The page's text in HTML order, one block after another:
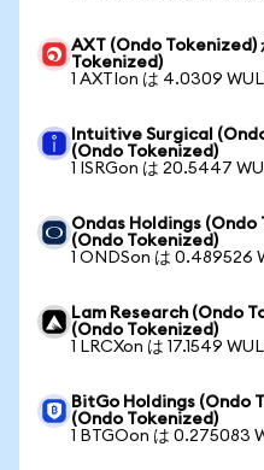
AXT (Ondo Tokenized)
Tokenized)
1 AXTIon は 4.0309
Intuitive Surgical
(Ondo Tokenized)
1 ISRGon は 20.5447
Ondas Holdings (Ondo
(Ondo Tokenized)
1 ONDSon は 0.489526
Lam Research (Ondo
(Ondo Tokenized)
1 LRCXon は 17.1549
BitGo Holdings (Ondo
(Ondo Tokenized)
1 BTGOon は 0.275083